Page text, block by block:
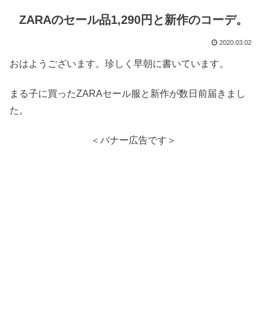
ZARAのセール品1,290円と新作のコーデ。
2020.03.02
おはようございます。珍しく早朝に書いています。
まる子に買ったZARAセール服と新作が数日前届きまし
た。
＜バナー広告です＞